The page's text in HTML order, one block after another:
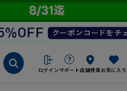
ログイン サポート店舗検索お気に入り